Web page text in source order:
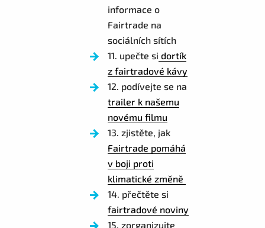
informace o
Fairtrade na
sociálních sítích
11. upečte si dortík
z fairtradové kávy
12. podívejte se na
trailer k našemu
novému filmu
13. zjistěte, jak
Fairtrade pomáhá
v boji proti
klimatické změně
14. přečtěte si
fairtradové noviny
15. zorganizujte